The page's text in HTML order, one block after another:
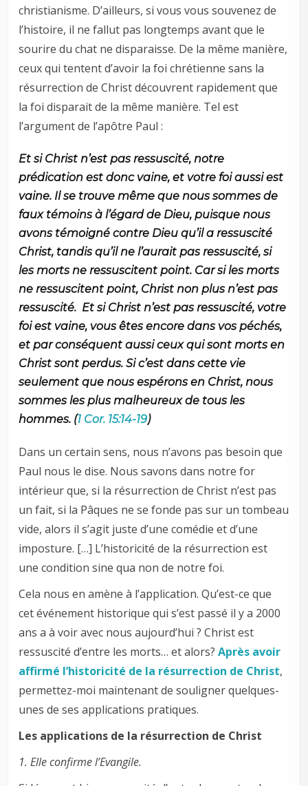
christianisme. D’ailleurs, si vous vous souvenez de
l’histoire, il ne fallut pas longtemps avant que le
sourire du chat ne disparaisse. De la même manière,
ceux qui tentent d’avoir la foi chrétienne sans la
résurrection de Christ découvrent rapidement que
la foi disparait de la même manière. Tel est
l’argument de l’apôtre Paul :
Et si Christ n’est pas ressuscité, notre
prédication est donc vaine, et votre foi aussi est
vaine. Il se trouve même que nous sommes de
faux témoins à l’égard de Dieu, puisque nous
avons témoigné contre Dieu qu’il a ressuscité
Christ, tandis qu’il ne l’aurait pas ressuscité, si
les morts ne ressuscitent point. Car si les morts
ne ressuscitent point, Christ non plus n’est pas
ressuscité. Et si Christ n’est pas ressuscité, votre
foi est vaine, vous êtes encore dans vos péchés,
et par conséquent aussi ceux qui sont morts en
Christ sont perdus. Si c’est dans cette vie
seulement que nous espérons en Christ, nous
sommes les plus malheureux de tous les
hommes. (1 Cor. 15:14-19)
Dans un certain sens, nous n’avons pas besoin que
Paul nous le dise. Nous savons dans notre for
intérieur que, si la résurrection de Christ n’est pas
un fait, si la Pâques ne se fonde pas sur un tombeau
vide, alors il s’agit juste d’une comédie et d’une
imposture. […] L’historicité de la résurrection est
une condition sine qua non de notre foi.
Cela nous en amène à l’application. Qu’est-ce que
cet événement historique qui s’est passé il y a 2000
ans a à voir avec nous aujourd’hui ? Christ est
ressuscité d’entre les morts… et alors?Après avoir
affirmé l’historicité de la résurrection de Christ,
permettez-moi maintenant de souligner quelques-
unes de ses applications pratiques.
Les applications de la résurrection de Christ
1. Elle confirme l’Evangile.